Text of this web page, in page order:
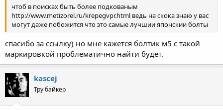
чтоб в поисках быть более подкованым
http://www.metizorel.ru/krepegvpr.html ведь на скока знаю у вас
могут даже побожится что это самые лучшии японскии болты
спасибо за ссылку) но мне кажется болтик м5 с такой
маркировкой проблематично найти будет.
kascej
Тру байкер